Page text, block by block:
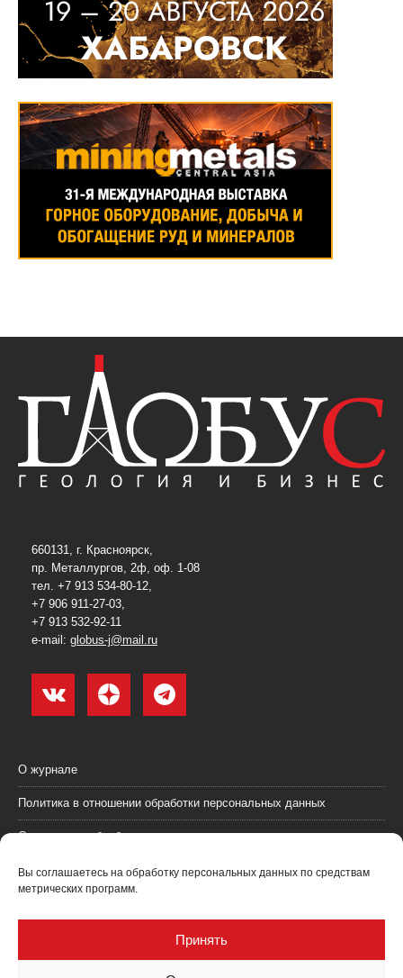
Вы соглашаетесь на обработку персональных данных по средствам
метрических программ.
Принять
660131, г. Красноярск,
пр. Металлургов, 2ф, оф. 1-08
тел. +7 913 534-80-12,
+7 906 911-27-03,
+7 913 532-92-11
e-mail: globus-j@mail.ru
О журнале
Политика в отношении обработки персональных данных
Согласие на обработку персональных данных
Пользовательское соглашение (оферта)